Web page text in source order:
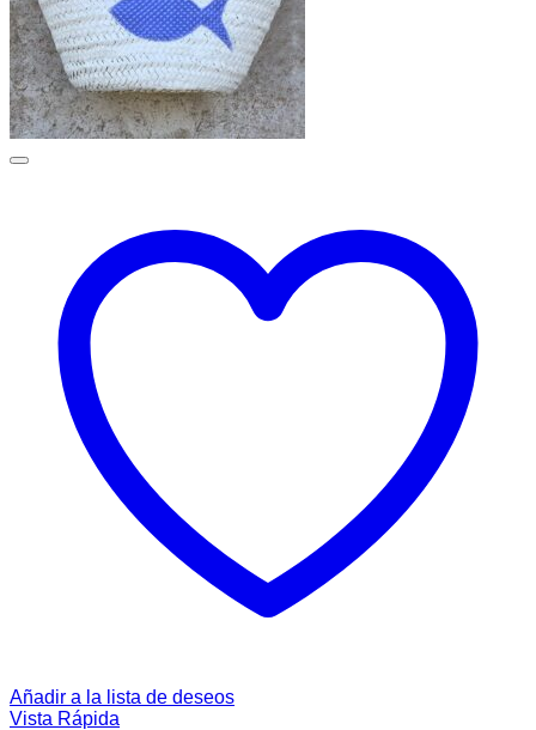
Añadir a la lista de deseos
Vista Rápida